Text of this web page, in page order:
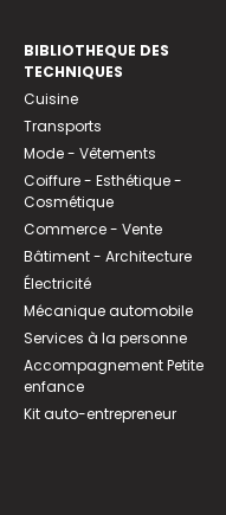
BIBLIOTHEQUE DES
TECHNIQUES
Cuisine
Transports
Mode - Vêtements
Coiffure - Esthétique -
Cosmétique
Commerce - Vente
Bâtiment - Architecture
Électricité
Mécanique automobile
Services à la personne
Accompagnement Petite
enfance
Kit auto-entrepreneur